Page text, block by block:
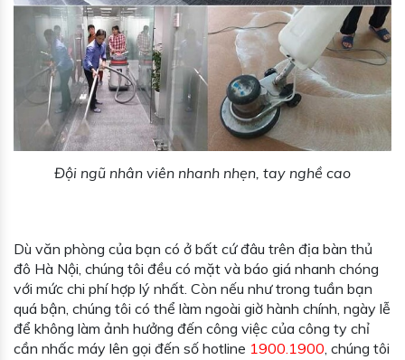
Đội ngũ nhân viên nhanh nhẹn, tay nghề cao
Dù văn phòng của bạn có ở bất cứ đâu trên địa bàn thủ
đô Hà Nội, chúng tôi đều có mặt và báo giá nhanh chóng
với mức chi phí hợp lý nhất. Còn nếu như trong tuần bạn
quá bận, chúng tôi có thể làm ngoài giờ hành chính, ngày lễ
để không làm ảnh hưởng đến công việc của công ty chỉ
cần nhấc máy lên gọi đến số hotline 1900.1900 , chúng tôi